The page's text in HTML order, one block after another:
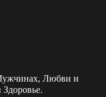
Любви и